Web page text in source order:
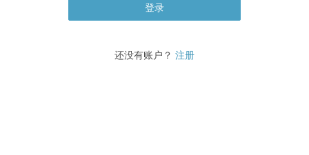
登录
还没有账户？ 注册